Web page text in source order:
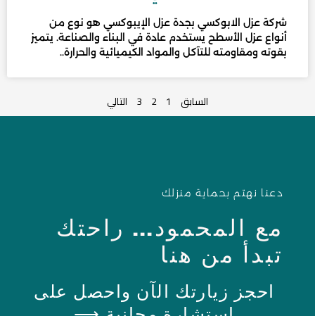
شركة عزل الابوكسي بجدة عزل الإيبوكسي هو نوع من
أنواع عزل الأسطح يستخدم عادة في البناء والصناعة. يتميز
بقوته ومقاومته للتآكل والمواد الكيميائية والحرارة..
السابق 1
2
3 التالي
دعنا نهتم بحماية منزلك
مع المحمود... راحتك
تبدأ من هنا
احجز زيارتك الآن واحصل على